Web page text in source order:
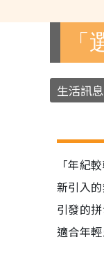
生活訊息
「年紀
新引入
引發的
適合年